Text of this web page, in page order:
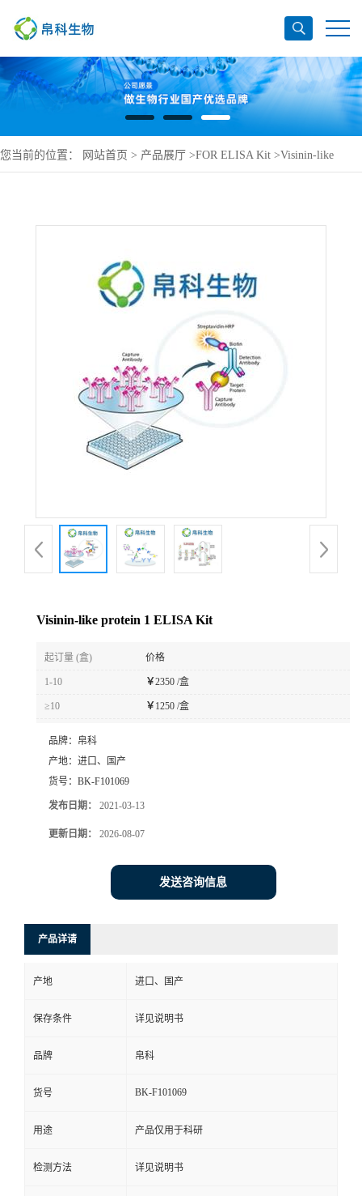
您当前的位置： 网站首页 > 产品展厅 >FOR ELISA Kit >Visinin-like
Visinin-like protein 1 ELISA Kit
起订量 (盒) 价格
1-10 ￥2350 /盒
≥10 ￥ 1250 /盒
品牌： 帛科
产地： 进口、国产
货号： BK-F101069
发布日期： 2021-03-13
更新日期： 2026-08-07
发送咨询信息
产品详请
产地 进口、国产
保存条件 详见说明书
品牌 帛科
货号 BK-F101069
用途 产品仅用于科研
检测方法 详见说明书